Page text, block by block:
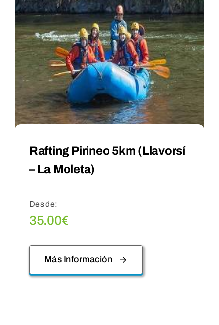
Rafting Pirineo 5km (Llavorsí
– La Moleta)
Des de:
35.00€
Más Información